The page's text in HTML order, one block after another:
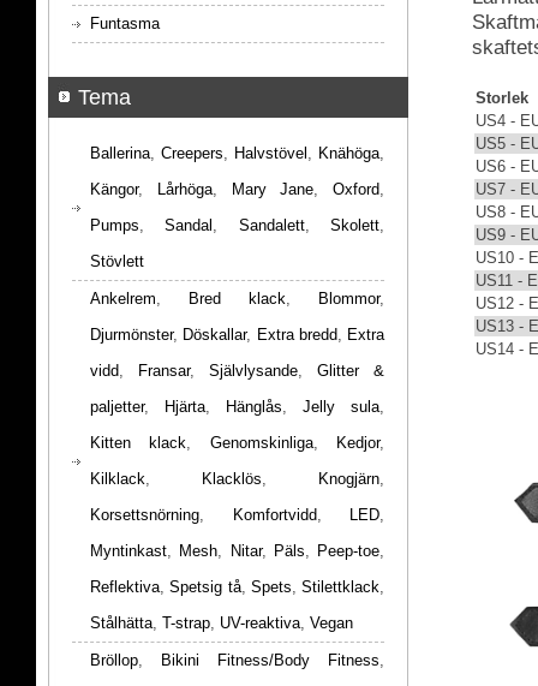
Storlek
US4 -
US5 -
US6 -
US7 -
US8 -
US9 -
US10 -
US11 -
US12 -
US13 -
US14 -
Funtasma
Tema
Ballerina, Creepers, Halvstövel , Knähöga,
Kängor, Lårhöga, Mary Jane, Oxford,
Pumps,Sandal , Sandalett,Skolett,
Stövlett
Ankelrem, Bred klack, Blommor,
Djurmönster, Döskallar, Extra bredd, Extra
vidd, Fransar, Självlysande, Glitter &
paljetter, Hjärta, Hänglås, Jelly sula,
Kitten klack, Genomskinliga, Kedjor,
Kilklack, Klacklös, Knogjärn,
Korsettsnörning, Komfortvidd, LED,
Myntinkast, Mesh, Nitar, Päls, Peep-toe,
Reflektiva,Spetsig tå, Spets, Stilettklack,
Stålhätta, T-strap, UV-reaktiva, Vegan
Bröllop, Bikini Fitness/Body Fitness,